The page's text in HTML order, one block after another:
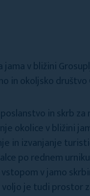
v bližini
in okoljsko društvo
in skrb
okolice v bližini
in izvanjanje
po rednem
vstopom v jamo
je tudi prostor